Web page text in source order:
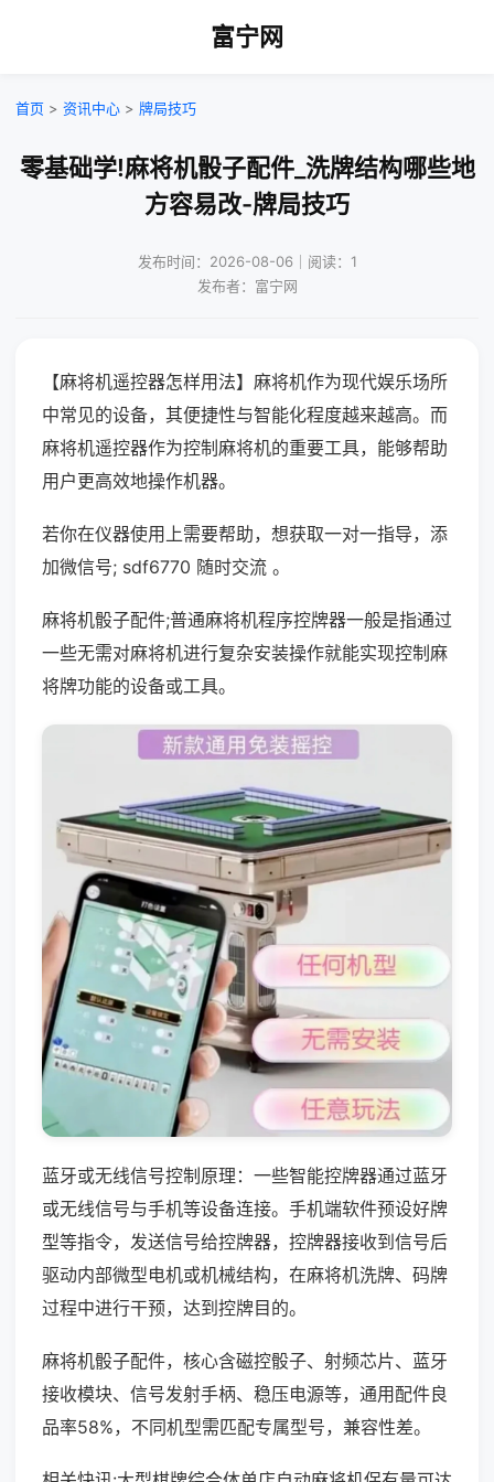
富宁网
首页 > 资讯中心 > 牌局技巧
零基础学!麻将机骰子配件_洗牌结构哪些地
方容易改-牌局技巧
发布时间：2026-08-06｜阅读：1
发布者：富宁网
【麻将机遥控器怎样用法】麻将机作为现代娱乐场所
中常见的设备，其便捷性与智能化程度越来越高。而
麻将机遥控器作为控制麻将机的重要工具，能够帮助
用户更高效地操作机器。
若你在仪器使用上需要帮助，想获取一对一指导，添
加微信号; sdf6770 随时交流 。
麻将机骰子配件;普通麻将机程序控牌器一般是指通过
一些无需对麻将机进行复杂安装操作就能实现控制麻
将牌功能的设备或工具。
蓝牙或无线信号控制原理：一些智能控牌器通过蓝牙
或无线信号与手机等设备连接。手机端软件预设好牌
型等指令，发送信号给控牌器，控牌器接收到信号后
驱动内部微型电机或机械结构，在麻将机洗牌、码牌
过程中进行干预，达到控牌目的。
麻将机骰子配件，核心含磁控骰子、射频芯片、蓝牙
接收模块、信号发射手柄、稳压电源等，通用配件良
品率58%，不同机型需匹配专属型号，兼容性差。